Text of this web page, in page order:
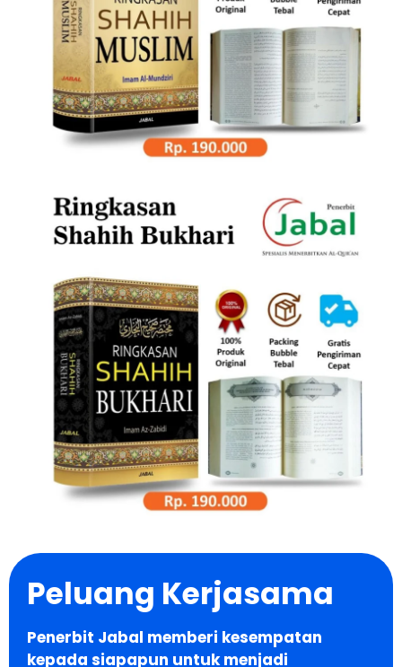
Peluang Kerjasama
Penerbit Jabal memberi kesempatan
kepada siapapun untuk menjadi